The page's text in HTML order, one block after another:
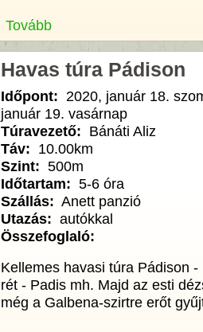
Tovább
Havas túra Pádison
Időpont: 2020, január 18.
január 19. vasárnap
Túravezető: Bánáti Aliz
Táv: 10.00km
Szint: 500m
Időtartam: 5-6 óra
Szállás: Anett panzió
Utazás: autókkal
Összefoglaló:
Kellemes havasi túra Pádison
rét - Padis mh. Majd az esti
még a Galbena-szirtre erőt